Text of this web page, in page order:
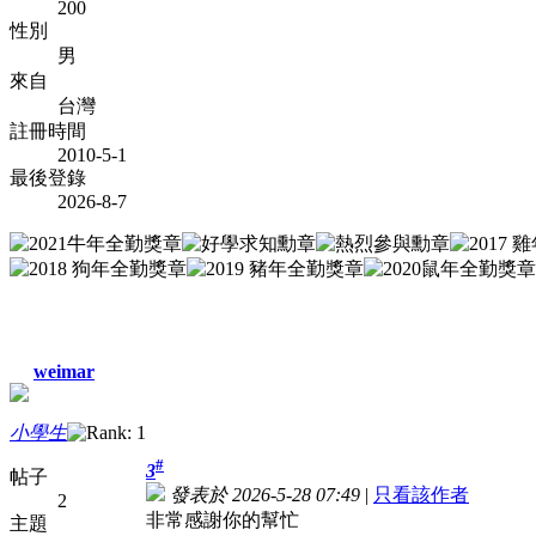
200
性別
男
來自
台灣
註冊時間
2010-5-1
最後登錄
2026-8-7
weimar
小學生
帖子
2
主題
3#
發表於 2026-5-28 07:49 | 只看該作者
非常感謝你的幫忙